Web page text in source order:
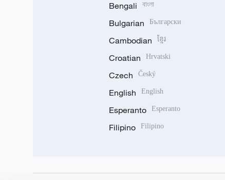
Bengali বাংলা
Bulgarian Български
Cambodian ខ្មែរ
Croatian Hrvatski
Czech Český
English English
Esperanto Esperanto
Filipino Filipino